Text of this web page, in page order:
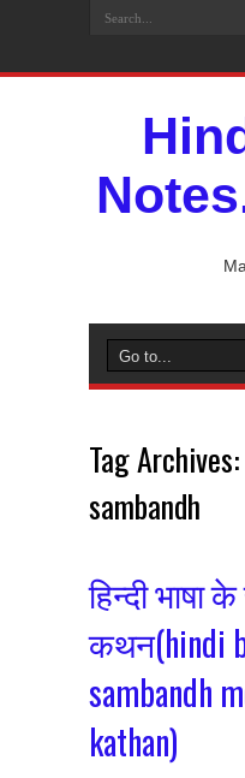
Tag Archives:
sambandh
हिन्दी भाषा
कथन(hindi
sambandh
kathan)